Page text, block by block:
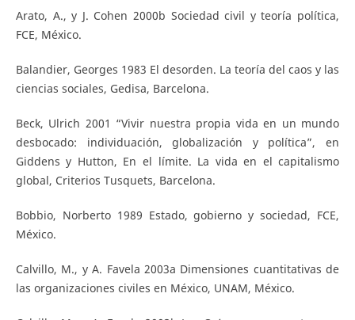
Arato, A., y J. Cohen 2000b Sociedad civil y teoría política,
FCE, México.
Balandier, Georges 1983 El desorden. La teoría del caos y las
ciencias sociales, Gedisa, Barcelona.
Beck, Ulrich 2001 “Vivir nuestra propia vida en un mundo
desbocado: individuación, globalización y política”, en
Giddens y Hutton, En el límite. La vida en el capitalismo
global, Criterios Tusquets, Barcelona.
Bobbio, Norberto 1989 Estado, gobierno y sociedad, FCE,
México.
Calvillo, M., y A. Favela 2003a Dimensiones cuantitativas de
las organizaciones civiles en México, UNAM, México.